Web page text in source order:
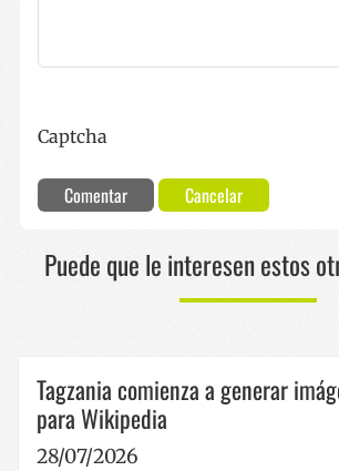
Captcha
Comentar Cancelar
Puede que le interesen estos
Tagzania comienza a generar
para Wikipedia
28/07/2026
web no se puede utilizar correctamente sin
Nombre
CookieScriptConsent